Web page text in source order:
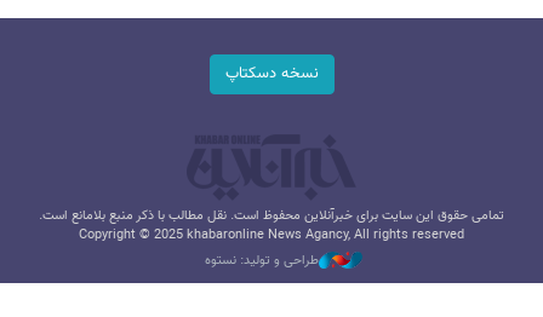
نسخه دسکتاپ
تمامی حقوق این سایت برای خبرآنلاین محفوظ است. نقل مطالب با ذکر منبع بلامانع است.
Copyright © 2025 khabaronline News Agancy, All rights reserved
طراحی و تولید: نستوه